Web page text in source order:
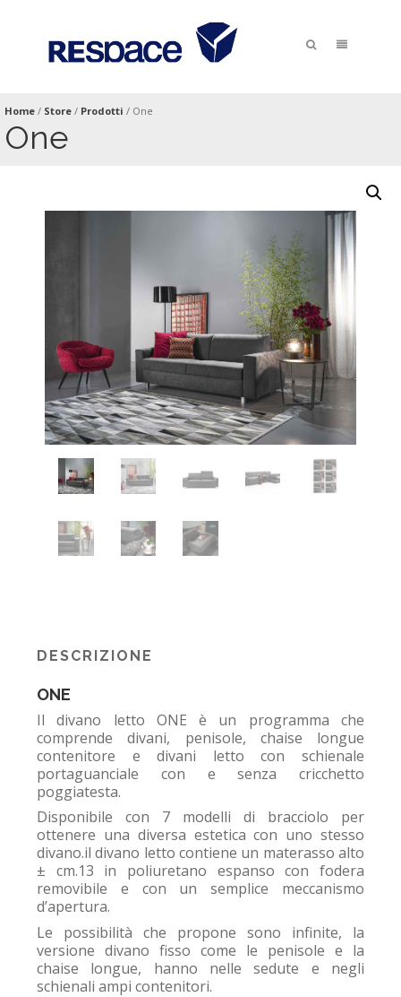
Home / Store / Prodotti / One
One
DESCRIZIONE
ONE
Il divano letto ONE è un programma che
comprende divani, penisole, chaise longue
contenitore e divani letto con schienale
portaguanciale con e senza cricchetto
poggiatesta.
Disponibile con 7 modelli di bracciolo per
ottenere una diversa estetica con uno stesso
divano.il divano letto contiene un materasso alto
± cm.13 in poliuretano espanso con fodera
removibile e con un semplice meccanismo
d’apertura.
Le possibilità che propone sono infinite, la
versione divano fisso come le penisole e la
chaise longue, hanno nelle sedute e negli
schienali ampi contenitori.